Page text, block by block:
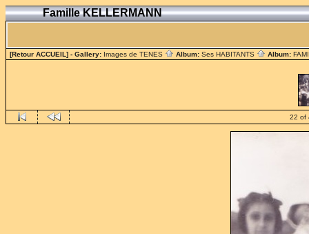
Famille KELLERMANN
[Retour ACCUEIL] - Gallery: Images de TENES Album: Ses HABITANTS Album:
22 of